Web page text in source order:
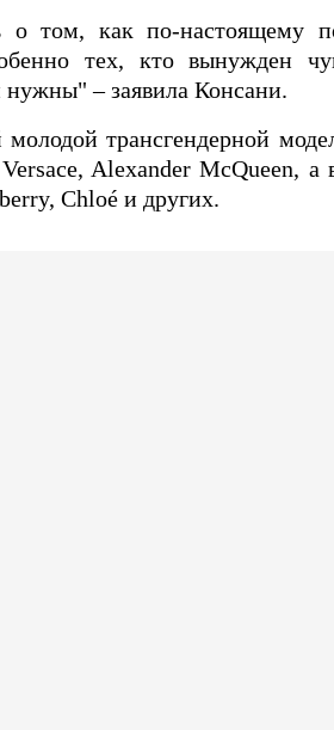
о том, как по-настоящему
тех, кто вынужден
– заявила Консани.
трансгендерной
Alexander McQueen, а
Chloé и других.